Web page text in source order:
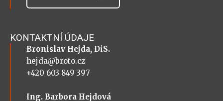
KONTAKTNÍ ÚDAJE
Bronislav Hejda, DiS.
hejda@broto.cz
+420 603 849 397
Ing. Barbora Hejdová